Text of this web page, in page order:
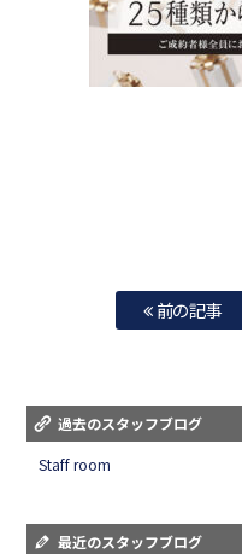
前の記事
過去のスタッフブログ
Staff room
最近のスタッフブログ